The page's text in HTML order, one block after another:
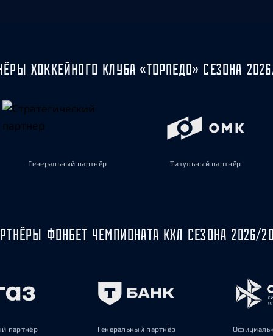
ХОККЕЙНОГО КЛУБА «ТОРПЕДО» СЕЗОНА
Генеральный партнёр Титульный партнёр
ФОНБЕТ ЧЕМПИОНАТА КХЛ СЕЗОНА 2026/
партнёр Генеральный партнёр